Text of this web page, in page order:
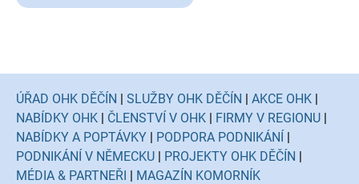
ÚŘAD OHK DĚČÍN | SLUŽBY OHK DĚČÍN | AKCE OHK |
NABÍDKY OHK | ČLENSTVÍ V OHK | FIRMY V REGIONU |
NABÍDKY A POPTÁVKY | PODPORA PODNIKÁNÍ |
PODNIKÁNÍ V NĚMECKU | PROJEKTY OHK DĚČÍN |
MÉDIA & PARTNEŘI | MAGAZÍN KOMORNÍK